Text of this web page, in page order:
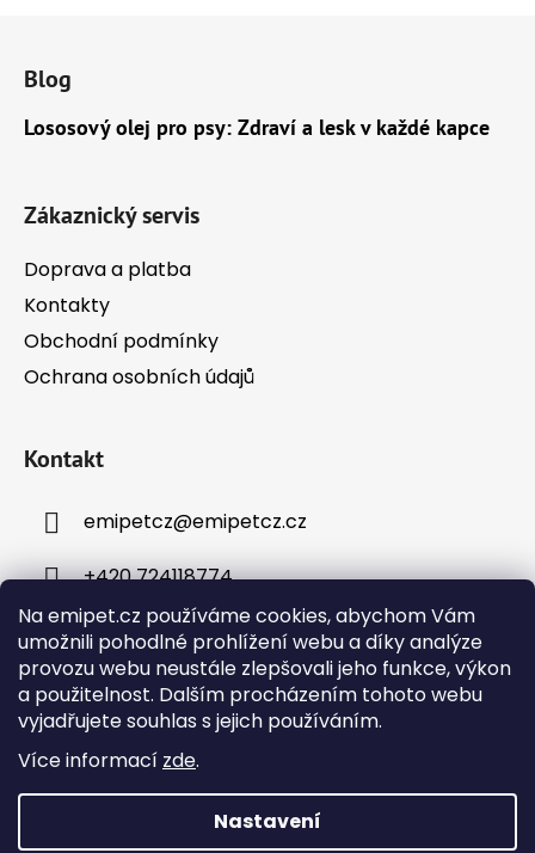
Na emipet.cz používáme cookies, abychom Vám
umožnili pohodlné prohlížení webu a díky analýze
provozu webu neustále zlepšovali jeho funkce, výkon
a použitelnost. Dalším procházením tohoto webu
vyjadřujete souhlas s jejich používáním.
Více informací zde.
Nastavení
v
Blog
Lososový olej pro psy: Zdraví a lesk v každé kapce
Zákaznický servis
Doprava a platba
Kontakty
Obchodní podmínky
Ochrana osobních údajů
Kontakt
emipetcz@emipetcz.cz
+420 724118774
Instagram